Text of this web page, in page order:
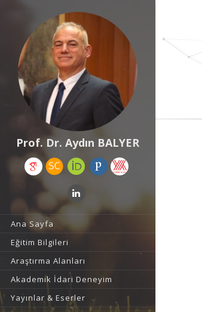
Prof. Dr. Aydın BALYER
Ana Sayfa
Eğitim Bilgileri
Araştırma Alanları
Akademik İdari Deneyim
Yayınlar & Eserler